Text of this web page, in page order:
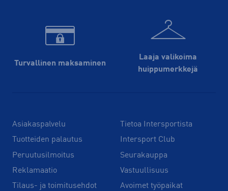
Turvallinen maksaminen
Laaja valikoima
huippu­merkkejä
Asiakaspalvelu
Tuotteiden palautus
Peruutusilmoitus
Reklamaatio
Tilaus- ja toimitusehdot
Tietoa Intersportista
Intersport Club
Seurakauppa
Vastuullisuus
Avoimet työpaikat